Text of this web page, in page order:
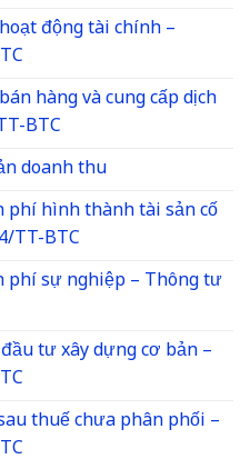
động tài chính –
hàng và cung cấp dịch
BTC
doanh thu
phí hình thành tài sản cố
TT-BTC
phí sự nghiệp – Thông tư
tư xây dựng cơ bản –
thuế chưa phân phối –